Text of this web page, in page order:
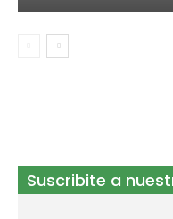
Suscribite a